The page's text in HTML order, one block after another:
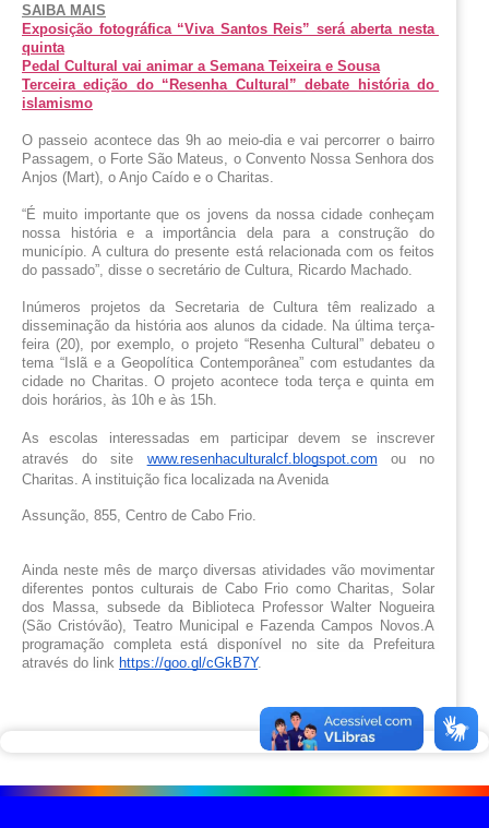
SAIBA MAIS
Exposição fotográfica “Viva Santos Reis” será aberta nesta
quinta
Pedal Cultural vai animar a Semana Teixeira e Sousa
Terceira edição do “Resenha Cultural” debate história do
islamismo
O passeio acontece das 9h ao meio-dia e vai percorrer o bairro
Passagem, o Forte São Mateus, o Convento Nossa Senhora dos
Anjos (Mart), o Anjo Caído e o Charitas.
“É muito importante que os jovens da nossa cidade conheçam
nossa história e a importância dela para a construção do
município. A cultura do presente está relacionada com os feitos
do passado”, disse o secretário de Cultura, Ricardo Machado.
Inúmeros projetos da Secretaria de Cultura têm realizado a
disseminação da história aos alunos da cidade. Na última terça-
feira (20), por exemplo, o projeto “Resenha Cultural” debateu o
tema “Islã e a Geopolítica Contemporânea” com estudantes da
cidade no Charitas. O projeto acontece toda terça e quinta em
dois horários, às 10h e às 15h.
As escolas interessadas em participar devem se inscrever
através do site
www.resenhaculturalcf.blogspot.com ou no
Charitas. A instituição fica localizada na Avenida
Assunção, 855, Centro de Cabo Frio.
Ainda neste mês de março diversas atividades vão movimentar
diferentes pontos culturais de Cabo Frio como Charitas, Solar
dos Massa, subsede da Biblioteca Professor Walter Nogueira
(São Cristóvão), Teatro Municipal e Fazenda Campos Novos. A
programação completa está disponível no site da Prefeitura
através do link https://goo.gl/cGkB7Y.